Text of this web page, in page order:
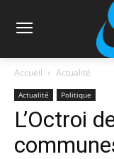
Accueil Actualité
Actualité Politique
L’Octroi